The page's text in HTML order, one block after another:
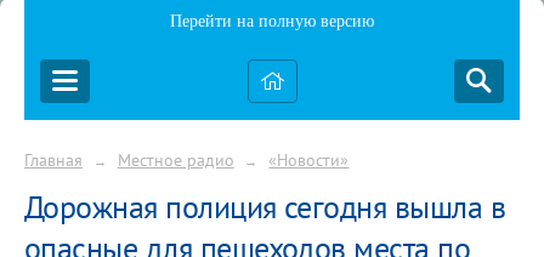
Перейти на полную версию
Главная → Местное радио → «Новости»
Дорожная полиция сегодня вышла в
опасные для пешеходов места по